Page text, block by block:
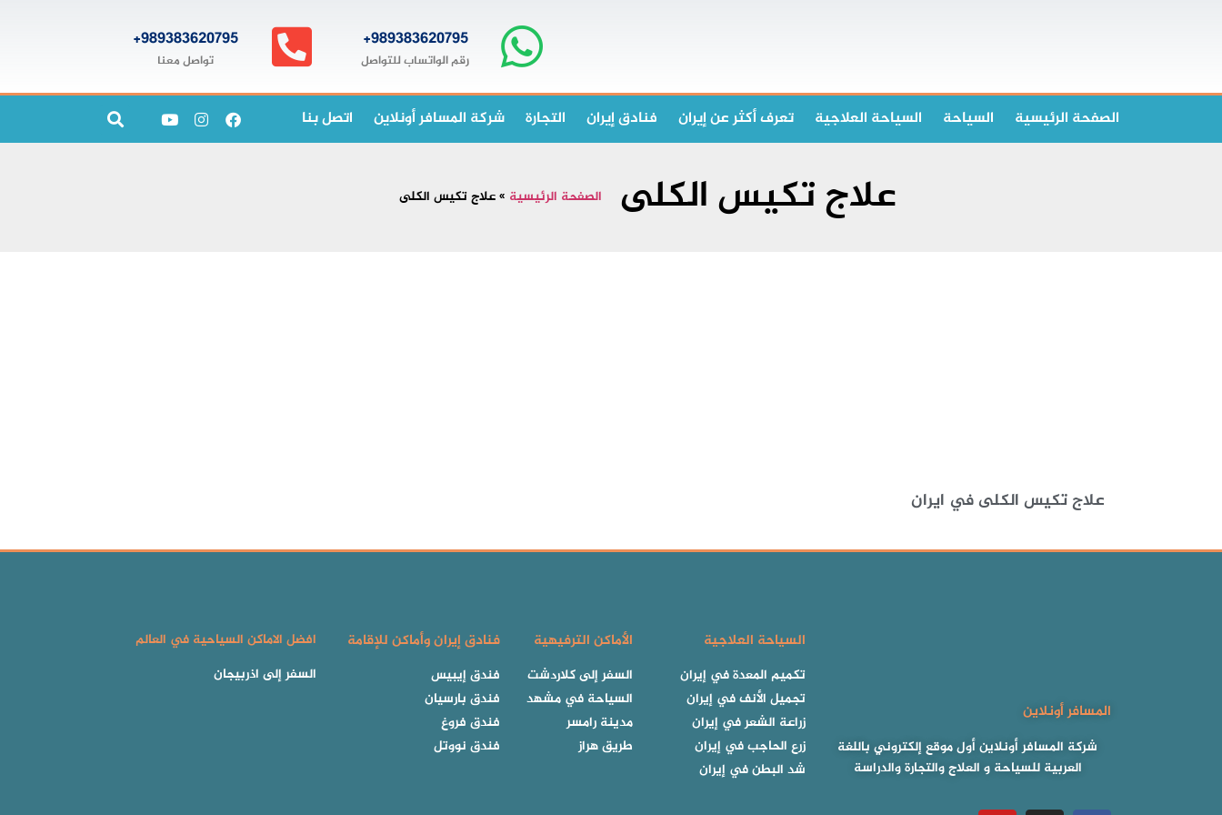
989383620795+
رقم الواتساب للتواصل
989383620795+
تواصل معنا
الصفحة الرئیسیة السياحة السياحة العلاجية تعرف أكثر عن إيران فنادق إيران التجارة شركة المسافر أونلاين اتصل بنا
علاج تكيس الكلى الصفحة الرئيسية »علاج تكيس الكلى
علاج تكيس الكلى في ايران
المسافر أونلاين
شركة المسافر أونلاين أول موقع إلكتروني باللغة
العربية للسياحة و العلاج والتجارة والدراسة
السياحة العلاجية
تكميم المعدة في إيران
تجميل الأنف في إيران
زراعة الشعر في إيران
زرع الحاجب في إيران
شد البطن في إيران
الأماكن الترفيهية
السفر إلى كلاردشت
السياحة في مشهد
مدينة رامسر
طريق هراز
فنادق إيران وأماكن للإقامة
فندق إيبيس
فندق بارسيان
فندق فروغ
فندق نووتل
افضل الاماكن السياحية في العالم
السفر إلى اذربيجان